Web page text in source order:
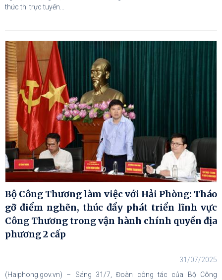
thức thi trực tuyến...
Bộ Công Thương làm việc với Hải Phòng: Tháo
gỡ điểm nghẽn, thúc đẩy phát triển lĩnh vực
Công Thương trong vận hành chính quyền địa
phương 2 cấp
31/07/2025
(Haiphong.gov.vn) – Sáng 31/7, Đoàn công tác của Bộ Công